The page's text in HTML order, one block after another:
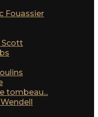
Fouassier
Scott
tombeau...